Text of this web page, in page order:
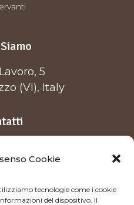
Cookie
tecnologie come i cookie
del dispositivo. Il
5
(VI), Italy